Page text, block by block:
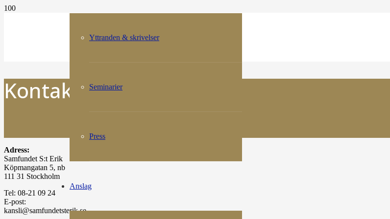
Yttranden & skrivelser
Seminarier
Press
Anslag
Kontakt
Adress:
Samfundet S:t Erik
Köpmangatan 5, nb
111 31 Stockholm
Tel: 08-21 09 24
E-post:
kansli@samfundetsterik.se